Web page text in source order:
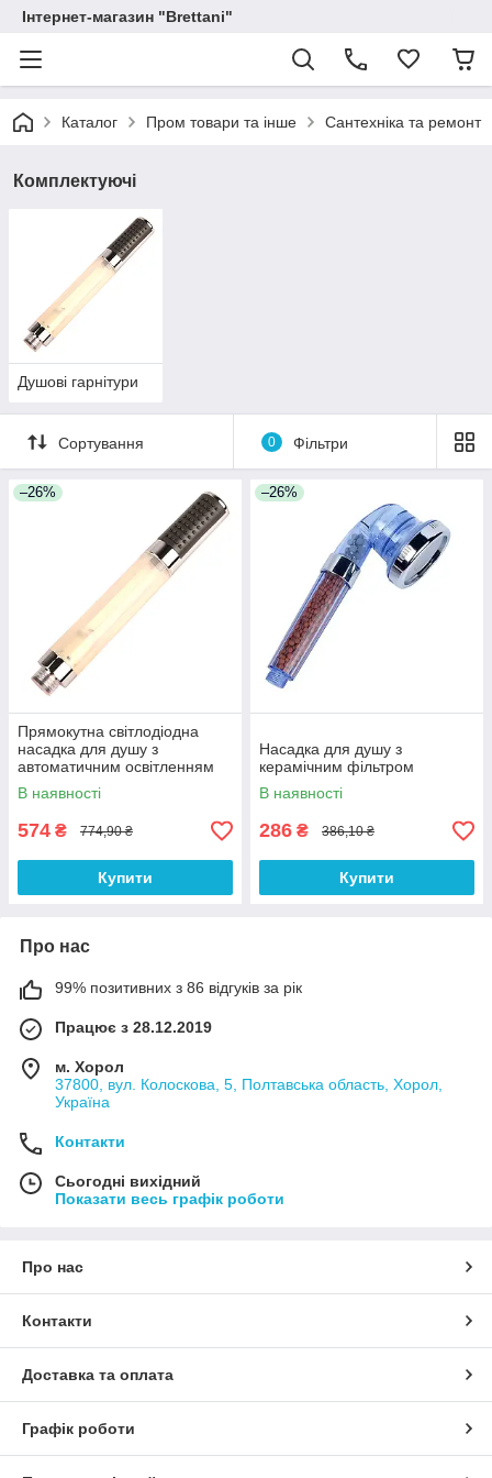
Інтернет-магазин "Brettani"
Каталог Пром товари та інше Сантехніка та ремонт
Комплектуючі
Душові гарнітури
Сортування 0 Фільтри
–26%
Прямокутна світлодіодна
насадка для душу з
автоматичним освітленням
В наявності
574 ₴ 774,90 ₴
Купити
–26%
Насадка для душу з
керамічним фільтром
В наявності
286 ₴ 386,10 ₴
Купити
Про нас
99% позитивних з 86 відгуків за рік
Працює з 28.12.2019
м. Хорол
37800, вул. Колоскова, 5, Полтавська область, Хорол,
Україна
Контакти
Сьогодні вихідний
Показати весь графік роботи
Про нас
Контакти
Доставка та оплата
Графік роботи